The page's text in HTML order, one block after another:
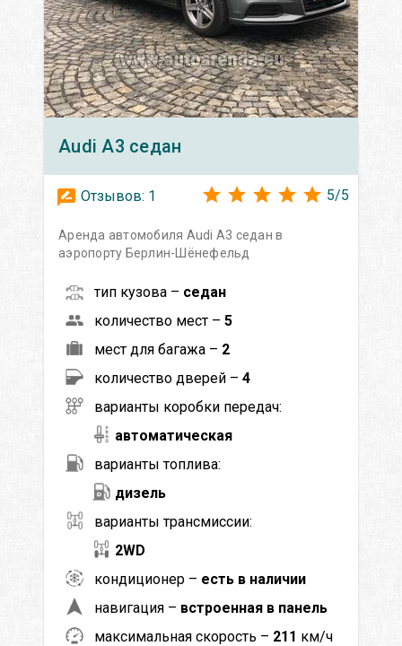
Audi A3 седан
Отзывов: 1 5/5
Аренда автомобиля Audi A3 седан в
аэропорту Берлин-Шёнефельд
тип кузова – седан
количество мест – 5
мест для багажа – 2
количество дверей – 4
варианты коробки передач:
автоматическая
варианты топлива:
дизель
варианты трансмиссии:
2WD
кондиционер – есть в наличии
навигация – встроенная в панель
максимальная скорость – 211 км/ч